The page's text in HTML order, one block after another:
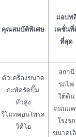
คุณสมบัติพิเศษ
แอปพ
เคชั่นที่
ที่สุด
ตัวเครื่องขนาด
กะทัดรัดปั๊ม
หัวสูง
รีโมทคอนโทรล
วิดีโอ
สถานี
รถไฟ
ใต้ดิน
ถนนแ
โรงรถ
ขนาดเ